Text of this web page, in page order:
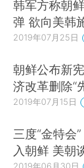
韩军方称朝
弹 欲向美韩
2019年07月25日
朝鲜公布新
济改革删除“
2019年07月15日
三度“金特会
入朝鲜 美朝
2019年06月30日